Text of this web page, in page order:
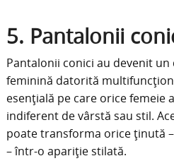
5. Pantalonii
Pantalonii conici au devenit
feminină datorită
esențială pe care orice femeie
indiferent de vârstă sau stil.
poate transforma orice ținută
– într-o apariție stilată.